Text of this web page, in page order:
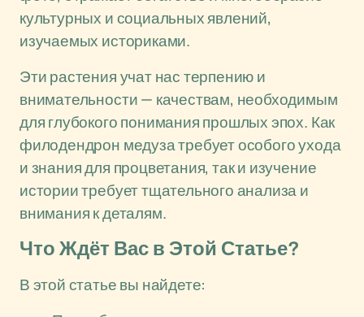
культурных и социальных явлений,
изучаемых историками.
Эти растения учат нас терпению и
внимательности — качествам, необходимым
для глубокого понимания прошлых эпох. Как
филодендрон медуза требует особого ухода
и знания для процветания, так и изучение
истории требует тщательного анализа и
внимания к деталям.
Что Ждёт Вас в Этой Статье?
В этой статье вы найдете: